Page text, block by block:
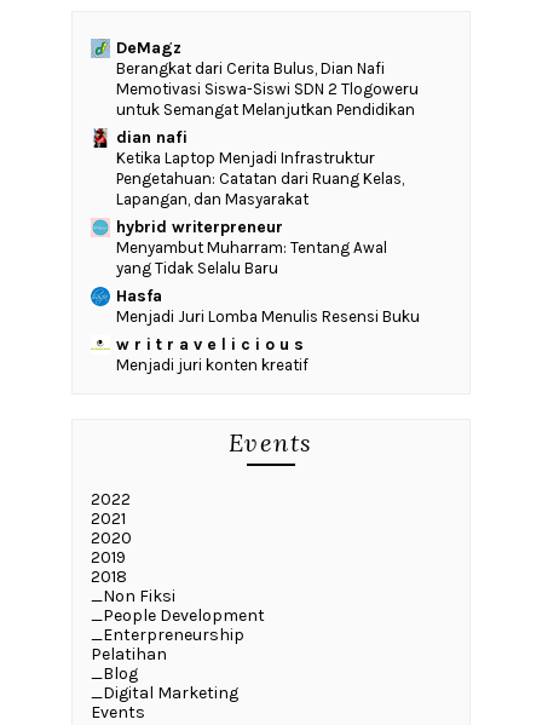
DeMagz
‎Berangkat dari Cerita Bulus, Dian Nafi
Memotivasi Siswa-Siswi SDN 2 Tlogoweru
untuk Semangat Melanjutkan Pendidikan
dian nafi
Ketika Laptop Menjadi Infrastruktur
Pengetahuan: Catatan dari Ruang Kelas,
Lapangan, dan Masyarakat
hybrid writerpreneur
Menyambut Muharram: Tentang Awal
yang Tidak Selalu Baru
Hasfa
Menjadi Juri Lomba Menulis Resensi Buku
w r i t r a v e l i c i o u s
Menjadi juri konten kreatif
Events
2022
2021
2020
2019
2018
_Non Fiksi
_People Development
_Enterpreneurship
Pelatihan
_Blog
_Digital Marketing
Events